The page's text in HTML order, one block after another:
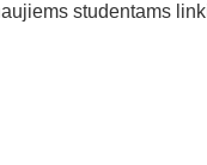
studentams